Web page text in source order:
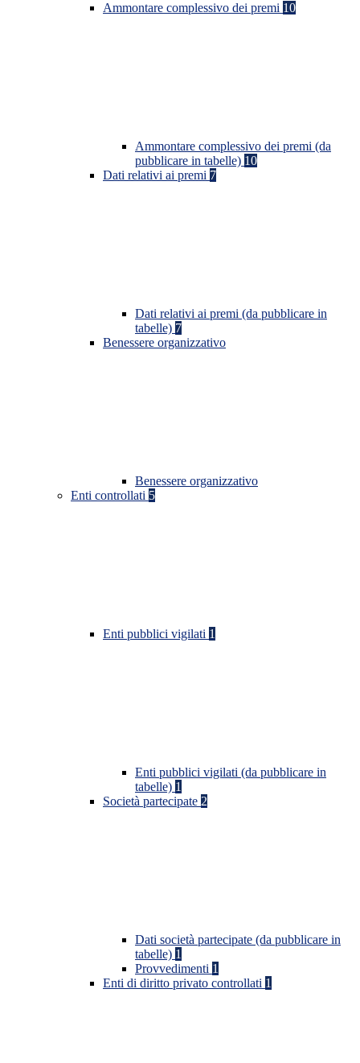
Ammontare complessivo dei premi 10
Ammontare complessivo dei premi (da
pubblicare in tabelle) 10
Dati relativi ai premi 7
Dati relativi ai premi (da pubblicare in
tabelle) 7
Benessere organizzativo
Benessere organizzativo
Enti controllati 5
Enti pubblici vigilati 1
Enti pubblici vigilati (da pubblicare in
tabelle) 1
Società partecipate 2
Dati società partecipate (da pubblicare in
tabelle) 1
Provvedimenti 1
Enti di diritto privato controllati 1